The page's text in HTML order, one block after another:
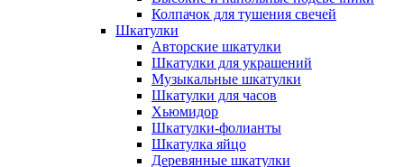
Колпачок для тушения свечей
Шкатулки
Авторские шкатулки
Шкатулки для украшений
Музыкальные шкатулки
Шкатулки для часов
Хьюмидор
Шкатулки-фолианты
Шкатулка яйцо
Деревянные шкатулки